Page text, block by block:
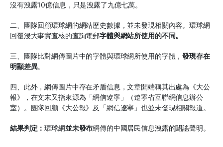
沒有洩露10億信息，只是洩露了九億七萬。
二、團隊回顧環球網的網站歷史數據，並未發現相關內容。環球網
回覆浸大事實查核的查詢電郵字體與網站所使用的不同。
三、團隊比對網傳圖片中的字體與環球網所使用的字體，發現存在
明顯差異。
四、此外，網傳圖片中存在矛盾信息，文章開端稱其出處為《大公
報》，在文末又指來源為「網信遼寧」（遼寧省互聯網信息辦公
室）。團隊回顧《大公報》及「網信遼寧」也並未發現相關報道。
結果判定：環球網並未發布網傳的中國居民信息洩露的闢謠聲明。